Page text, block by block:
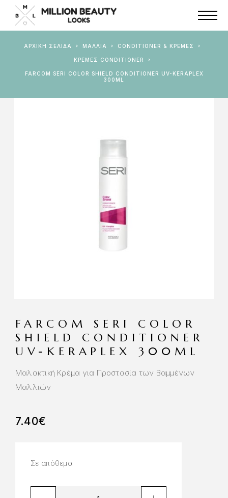
ΑΡΧΙΚΉ ΣΕΛΊΔΑ ΜΑΛΛΙΑ CONDITIONER & ΚΡΈΜΕΣ
ΚΡΈΜΕΣ CONDITIONER
FARCOM SERI COLOR SHIELD CONDITIONER UV-KERAPLEX
300ML
FARCOM SERI COLOR
SHIELD CONDITIONER
UV-KERAPLEX 300ML
Μαλακτική Κρέμα για Προστασία των Βαμμένων
Μαλλιών
7.40€
Σε απόθεμα